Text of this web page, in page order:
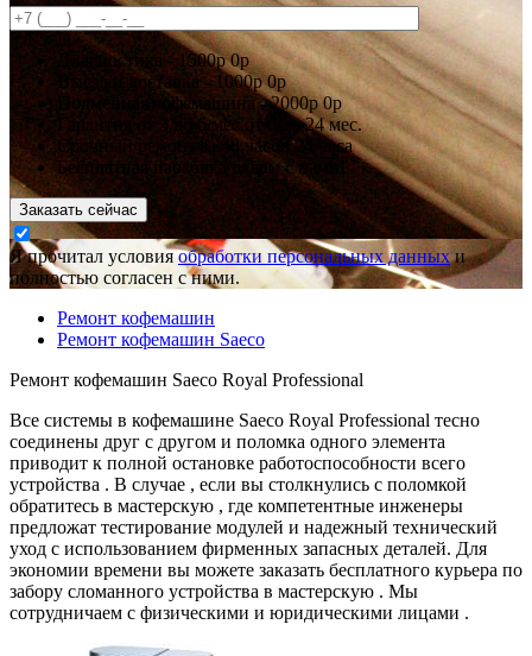
Диагностика -1500р0р
Выезд и доставка -1000р0р
Подменная кофемашина -2000р0р
Гарантия
от 3 до 6 мес от 6 до 24 мес.
Срочный ремонт за
48 часов
24 часа
Бесплатная парковка рядом с нами!
Заказать сейчас
Я прочитал условияобработки персональных данныхи
полностью согласен с ними.
Ремонт кофемашин
Ремонт кофемашин Saeco
Ремонт кофемашин Saeco Royal Professional
Все системы в кофемашине Saeco Royal Professional тесно
соединены друг с другом и поломка одного элемента
приводит к полной остановке работоспособности всего
устройства . В случае , если вы столкнулись с поломкой
обратитесь в мастерскую , где компетентные инженеры
предложат тестирование модулей и надежный технический
уход с использованием фирменных запасных деталей. Для
экономии времени вы можете заказать бесплатного курьера по
забору сломанного устройства в мастерскую . Мы
сотрудничаем с физическими и юридическими лицами .